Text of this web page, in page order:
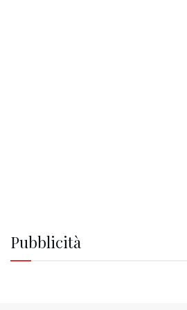
Pubblicità